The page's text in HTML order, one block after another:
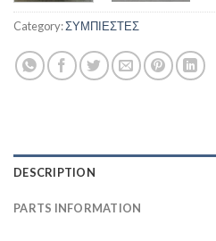
Category:ΣΥΜΠΙΕΣΤΕΣ
DESCRIPTION
PARTS INFORMATION